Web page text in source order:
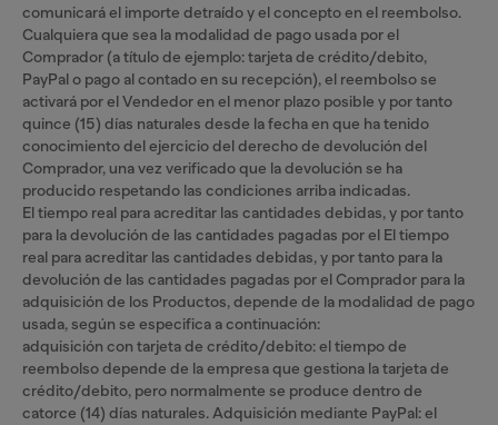
comunicará el importe detraído y el concepto en el reembolso.
Cualquiera que sea la modalidad de pago usada por el
Comprador (a título de ejemplo: tarjeta de crédito/debito,
PayPal o pago al contado en su recepción), el reembolso se
activará por el Vendedor en el menor plazo posible y por tanto
quince (15) días naturales desde la fecha en que ha tenido
conocimiento del ejercicio del derecho de devolución del
Comprador, una vez verificado que la devolución se ha
producido respetando las condiciones arriba indicadas.
El tiempo real para acreditar las cantidades debidas, y por tanto
para la devolución de las cantidades pagadas por el El tiempo
real para acreditar las cantidades debidas, y por tanto para la
devolución de las cantidades pagadas por el Comprador para la
adquisición de los Productos, depende de la modalidad de pago
usada, según se especifica a continuación:
adquisición con tarjeta de crédito/debito: el tiempo de
reembolso depende de la empresa que gestiona la tarjeta de
crédito/debito, pero normalmente se produce dentro de
catorce (14) días naturales. Adquisición mediante PayPal: el